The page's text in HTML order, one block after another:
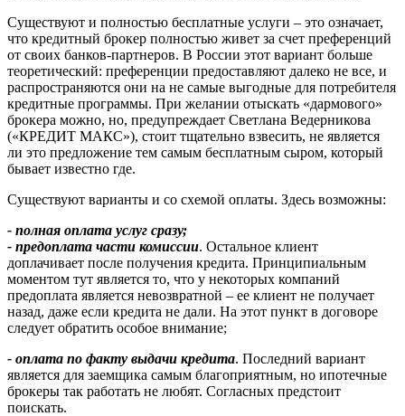
Существуют и полностью бесплатные услуги – это означает,
что кредитный брокер полностью живет за счет преференций
от своих банков-партнеров. В России этот вариант больше
теоретический: преференции предоставляют далеко не все, и
распространяются они на не самые выгодные для потребителя
кредитные программы. При желании отыскать «дармового»
брокера можно, но, предупреждает Светлана Ведерникова
(«КРЕДИТ МАКС»), стоит тщательно взвесить, не является
ли это предложение тем самым бесплатным сыром, который
бывает известно где.
Существуют варианты и со схемой оплаты. Здесь возможны:
- полная оплата услуг сразу;
- предоплата части комиссии. Остальное клиент
доплачивает после получения кредита. Принципиальным
моментом тут является то, что у некоторых компаний
предоплата является невозвратной – ее клиент не получает
назад, даже если кредита не дали. На этот пункт в договоре
следует обратить особое внимание;
- оплата по факту выдачи кредита. Последний вариант
является для заемщика самым благоприятным, но ипотечные
брокеры так работать не любят. Согласных предстоит
поискать.